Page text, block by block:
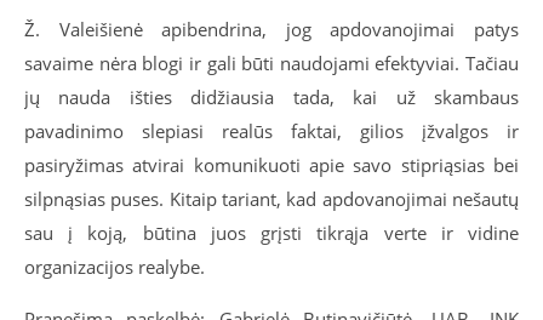
Ž. Valeišienė apibendrina, jog apdovanojimai patys
savaime nėra blogi ir gali būti naudojami efektyviai. Tačiau
jų nauda išties didžiausia tada, kai už skambaus
pavadinimo slepiasi realūs faktai, gilios įžvalgos ir
pasiryžimas atvirai komunikuoti apie savo stipriąsias bei
silpnąsias puses. Kitaip tariant, kad apdovanojimai nešautų
sau į koją, būtina juos grįsti tikrąja verte ir vidine
organizacijos realybe.